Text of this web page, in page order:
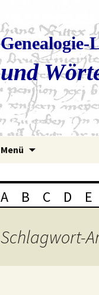
Genealogie-
und
Menü
A B C D E
Schlagwort-